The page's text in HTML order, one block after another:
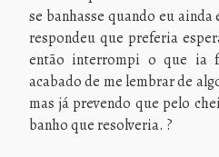
se banhasse quando eu ainda
respondeu que preferia
então interrompi o que ia
acabado de me lembrar de
mas já prevendo que pelo
banho que resolveria. ?